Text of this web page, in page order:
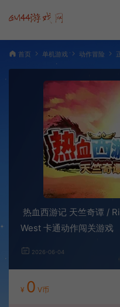
首页 单机游戏 动作冒险
热血西游记 天竺奇谭 /
West 卡通动作闯关游戏
2026-06-04
¥ 0 V币